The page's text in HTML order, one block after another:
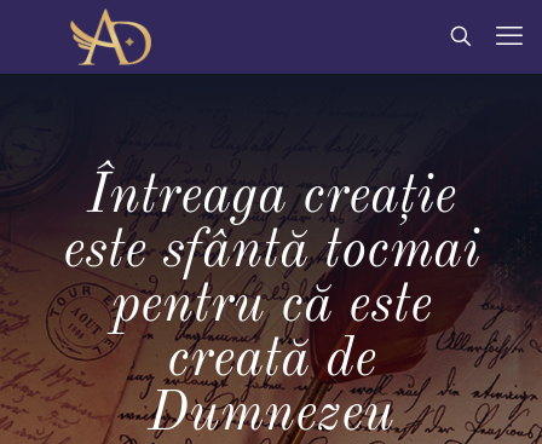
Întreaga creaţie
este sfântă tocmai
pentru că este
creată de
Dumnezeu